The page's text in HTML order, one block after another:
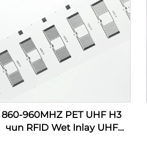
860-960MHZ PET UHF H3
чип RFID Wet Inlay UHF